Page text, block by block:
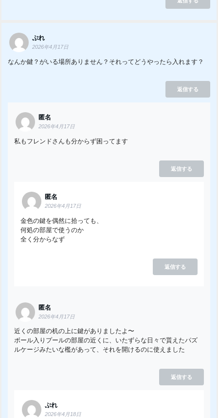
ぷれ
2026年4月17日
なんか鍵？がいる場所ありません？それってどうやったら入れます？
返信する
匿名
2026年4月17日
私もフレンドさんも分からず困ってます
返信する
匿名
2026年4月17日
金色の鍵を偶然に拾っても、
何処の部屋で使うのか
全く分からなず
返信する
匿名
2026年4月17日
近くの部屋の机の上に鍵がありましたよ〜
ボール入りプールの部屋の近くに、いたずらな日々で貰えたパズ
ルケージみたいな檻があって、それを開けるのに使えました
返信する
ぷれ
2026年4月18日